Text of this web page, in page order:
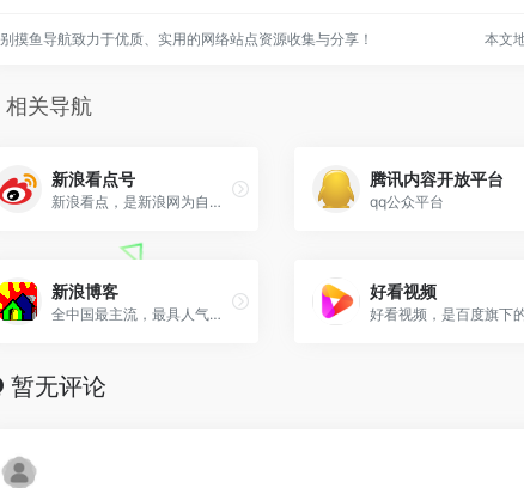
别摸鱼导航致力于优质、实用的网络站点资源收集与分享！ 本文
相关导航
新浪看点号
新浪看点，是新浪网为自媒体提供的优质原创内容生产平台
腾讯内容开放平台
qq公众平台
新浪博客
全中国最主流，最具人气的博客频道。拥有最耀眼的娱乐明星博客、最知性的名人博客、最动人的情感博客
好看视频
暂无评论